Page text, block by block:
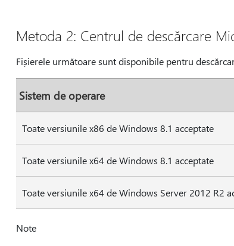
Metoda 2: Centrul de descărcare
Fișierele următoare sunt disponibile pentru
Sistem de operare
Toate versiunile x86 de Windows 8.1 acceptate
Toate versiunile x64 de Windows 8.1 acceptate
Toate versiunile x64 de Windows Server 2012 R2
Note